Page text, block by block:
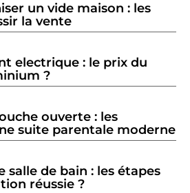
un vide maison : les
la vente
electrique : le prix du
?
ouverte : les
suite parentale moderne
de bain : les étapes
réussie ?